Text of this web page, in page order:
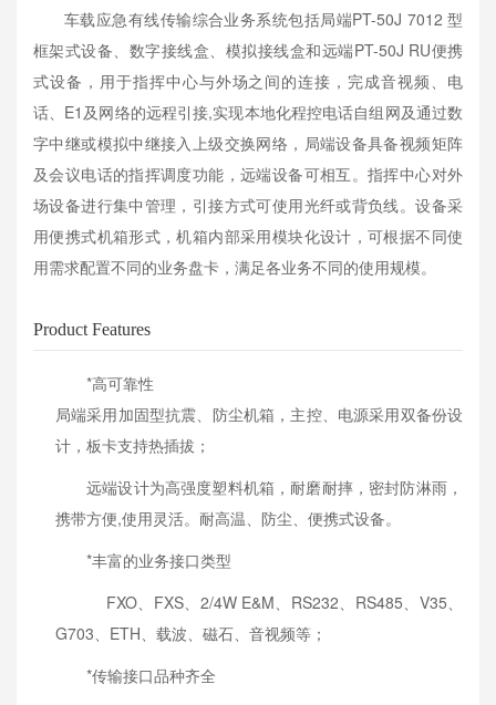
车载应急有线传输综合业务系统包括局端PT-50J 7012 型
框架式设备、数字接线盒、模拟接线盒和远端PT-50J RU便携
式设备，用于指挥中心与外场之间的连接，完成音视频、电
话、E1及网络的远程引接,实现本地化程控电话自组网及通过数
字中继或模拟中继接入上级交换网络，局端设备具备视频矩阵
及会议电话的指挥调度功能，远端设备可相互。指挥中心对外
场设备进行集中管理，引接方式可使用光纤或背负线。设备采
用便携式机箱形式，机箱内部采用模块化设计，可根据不同使
用需求配置不同的业务盘卡，满足各业务不同的使用规模。
Product Features
*高可靠性
局端采用加固型抗震、防尘机箱，主控、电源采用双备份设
计，板卡支持热插拔；
远端设计为高强度塑料机箱，耐磨耐摔，密封防淋雨，
携带方便,使用灵活。耐高温、防尘、便携式设备。
*丰富的业务接口类型
FXO、FXS、2/4W E&M、RS232、RS485、V35、
G703、ETH、载波、磁石、音视频等；
*传输接口品种齐全